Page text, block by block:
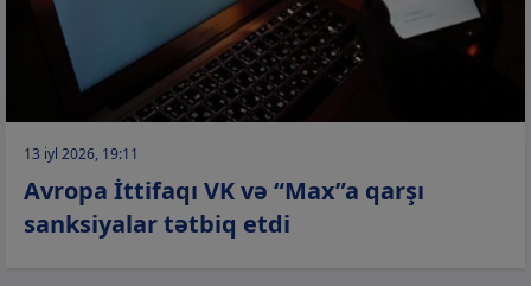
13 iyl 2026, 19:11
Avropa İttifaqı VK və “Max”a qarşı
sanksiyalar tətbiq etdi